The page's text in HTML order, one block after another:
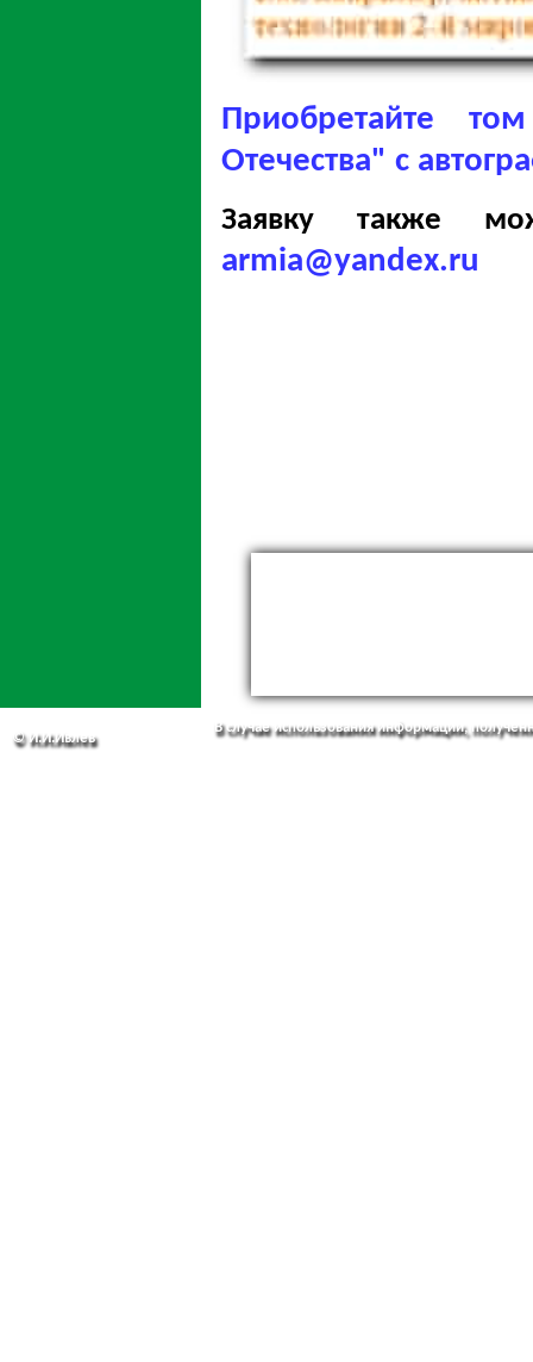
Приобретайте
Отечества" с
Заявку также
armia@yandex.ru
© И.И.Ивлев
В случае использования информации,